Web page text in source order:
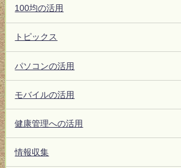
100均の活用
トピックス
パソコンの活用
モバイルの活用
健康管理への活用
情報収集